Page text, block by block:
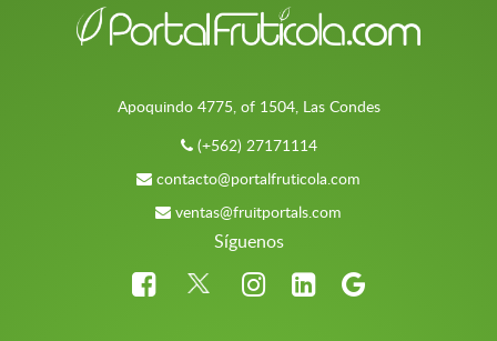
Apoquindo 4775, of 1504, Las Condes
(+562) 27171114
contacto@portalfruticola.com
ventas@fruitportals.com
Síguenos